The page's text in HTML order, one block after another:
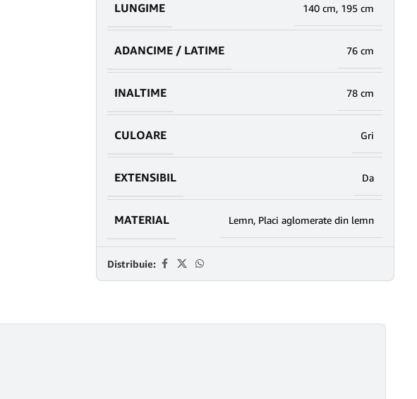
LUNGIME 140 cm, 195 cm
ADANCIME / LATIME 76 cm
INALTIME 78 cm
CULOARE Gri
EXTENSIBIL Da
MATERIAL Lemn, Placi aglomerate din lemn
Distribuie: